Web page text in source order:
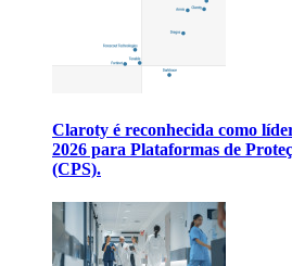
Claroty é reconhecida como
2026 para Plataformas de
(CPS).